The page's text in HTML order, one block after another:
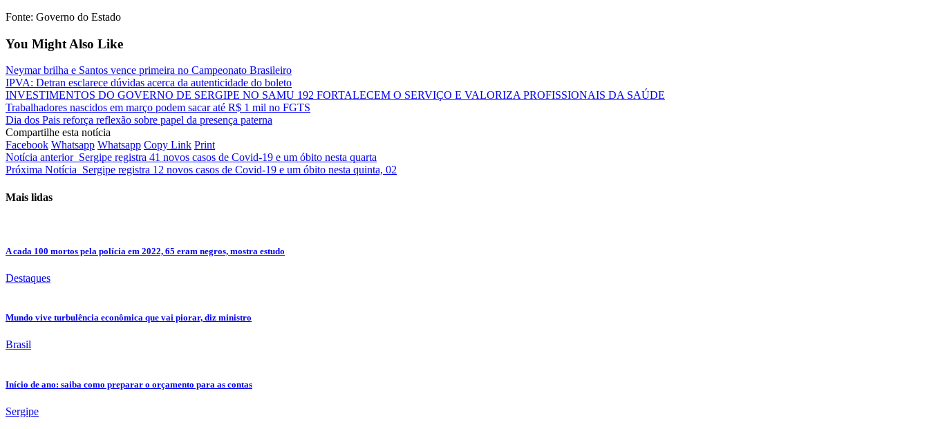
Fonte: Governo do Estado
You Might Also Like
Neymar brilha e Santos vence primeira no Campeonato Brasileiro
IPVA: Detran esclarece dúvidas acerca da autenticidade do boleto
INVESTIMENTOS DO GOVERNO DE SERGIPE NO SAMU 192 FORTALECEM O SERVIÇO E VALORIZA PROFISSIONAIS DA SAÚDE
Trabalhadores nascidos em março podem sacar até R$ 1 mil no FGTS
Dia dos Pais reforça reflexão sobre papel da presença paterna
Compartilhe esta notícia
Facebook Whatsapp Whatsapp Copy Link Print
Notícia anterior Sergipe registra 41 novos casos de Covid-19 e um óbito nesta quarta
Próxima Notícia Sergipe registra 12 novos casos de Covid-19 e um óbito nesta quinta, 02
Mais lidas
A cada 100 mortos pela polícia em 2022, 65 eram negros, mostra estudo
Destaques
Mundo vive turbulência econômica que vai piorar, diz ministro
Brasil
Início de ano: saiba como preparar o orçamento para as contas
Sergipe